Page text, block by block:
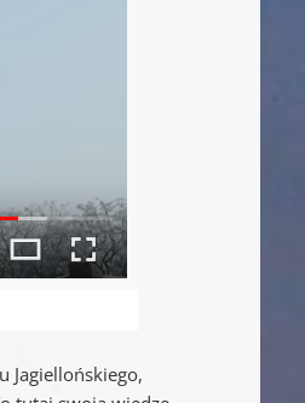
Jagiellońskiego,